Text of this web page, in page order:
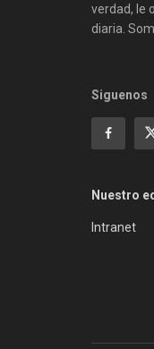
verdad, le
diaria.
Siguenos
Nuestro
Intranet